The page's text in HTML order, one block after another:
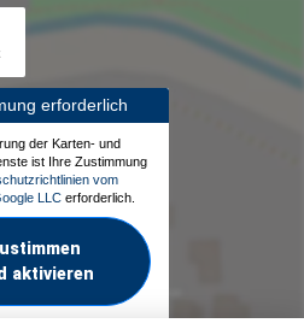
erforderlich
der Karten- und
ist Ihre Zustimmung
vom
LLC erforderlich.
aktivieren